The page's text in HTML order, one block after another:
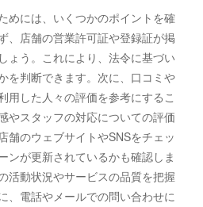
めには、いくつかのポイントを確
、店舗の営業許可証や登録証が掲
ょう。これにより、法令に基づい
を判断できます。次に、口コミや
用した人々の評価を参考にするこ
やスタッフの対応についての評価
舗のウェブサイトやSNSをチェッ
ンが更新されているかも確認しま
活動状況やサービスの品質を把握
、電話やメールでの問い合わせに